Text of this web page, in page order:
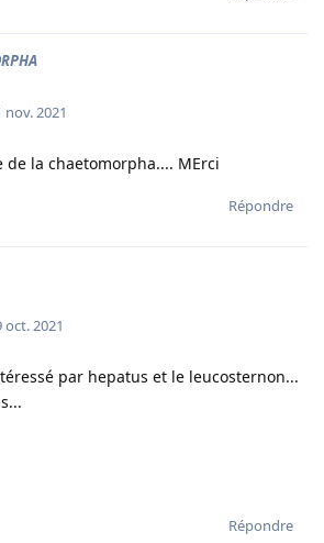
nov. 2021
la chaetomorpha.... MErci
Répondre
oct. 2021
par hepatus et le leucosternon...
Répondre